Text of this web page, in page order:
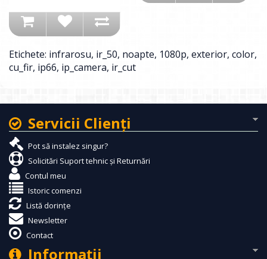
Etichete: infrarosu, ir_50, noapte, 1080p, exterior, color,
cu_fir, ip66, ip_camera, ir_cut
Servicii Clienţi
Pot să instalez singur?
Solicitări Suport tehnic și Returnări
Contul meu
Istoric comenzi
Listă dorințe
Newsletter
Contact
Informaţii